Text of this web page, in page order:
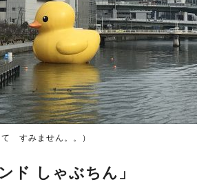
すみません。。）
ド しゃぶちん」